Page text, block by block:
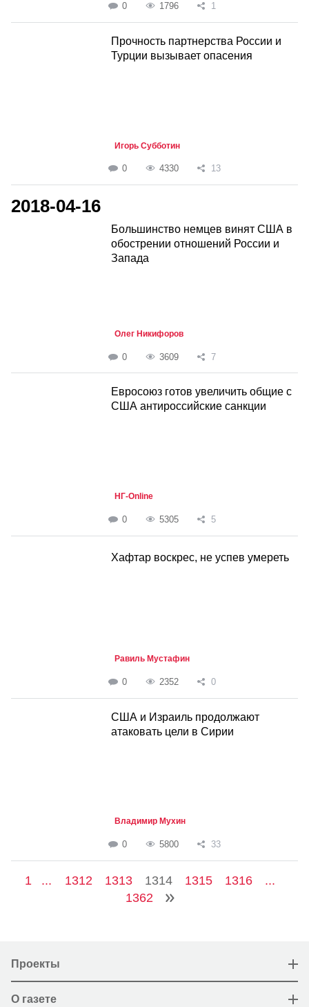
0 1796 1
Прочность партнерства России и
Турции вызывает опасения
Игорь Субботин
0 4330 13
2018-04-16
Большинство немцев винят США в
обострении отношений России и
Запада
Олег Никифоров
0 3609 7
Евросоюз готов увеличить общие с
США антироссийские санкции
НГ-Online
0 5305 5
Хафтар воскрес, не успев умереть
Равиль Мустафин
0 2352 0
США и Израиль продолжают
атаковать цели в Сирии
Владимир Мухин
0 5800 33
1 ... 1312 1313 1314 1315 1316
...
1362
Проекты
О газете